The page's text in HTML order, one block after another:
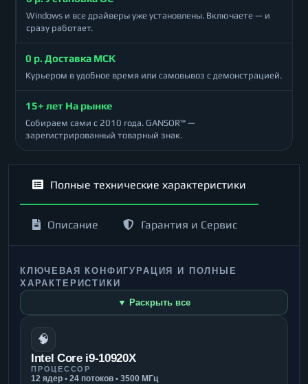
Windows и все драйверы уже установлены. Включаете — и
сразу работает.
0 р. Доставка МСК
Курьером в удобное время или самовывоз с демонстрацией.
15+ лет На рынке
Собираем сами с 2010 года. GANSOR™ —
зарегистрированный товарный знак.
Полные технические характеристики
Описание Гарантия и Сервис
КЛЮЧЕВАЯ КОНФИГУРАЦИЯ И ПОЛНЫЕ
ХАРАКТЕРИСТИКИ
▼ Раскрыть все
🧠
Intel Core i9-10920X
ПРОЦЕССОР
12 ядер • 24 потоков • 3500 МГц